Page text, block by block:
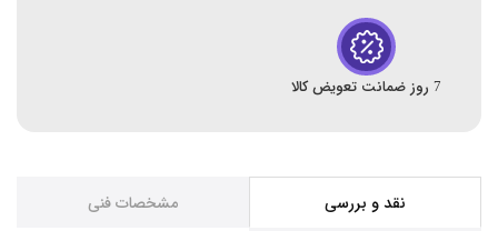
7 روز ضمانت تعویض کالا
نقد و بررسی مشخصات فنی